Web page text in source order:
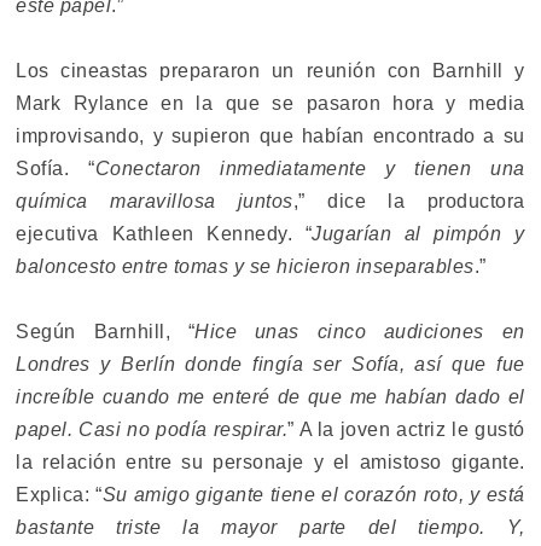
este papel.”
Los cineastas prepararon un reunión con Barnhill y
Mark Rylance en la que se pasaron hora y media
improvisando, y supieron que habían encontrado a su
Sofía. “Conectaron inmediatamente y tienen una
química maravillosa juntos,” dice la productora
ejecutiva Kathleen Kennedy. “Jugarían al pimpón y
baloncesto entre tomas y se hicieron inseparables.”
Según Barnhill, “Hice unas cinco audiciones en
Londres y Berlín donde fingía ser Sofía, así que fue
increíble cuando me enteré de que me habían dado el
papel. Casi no podía respirar.” A la joven actriz le gustó
la relación entre su personaje y el amistoso gigante.
Explica: “Su amigo gigante tiene el corazón roto, y está
bastante triste la mayor parte del tiempo. Y,